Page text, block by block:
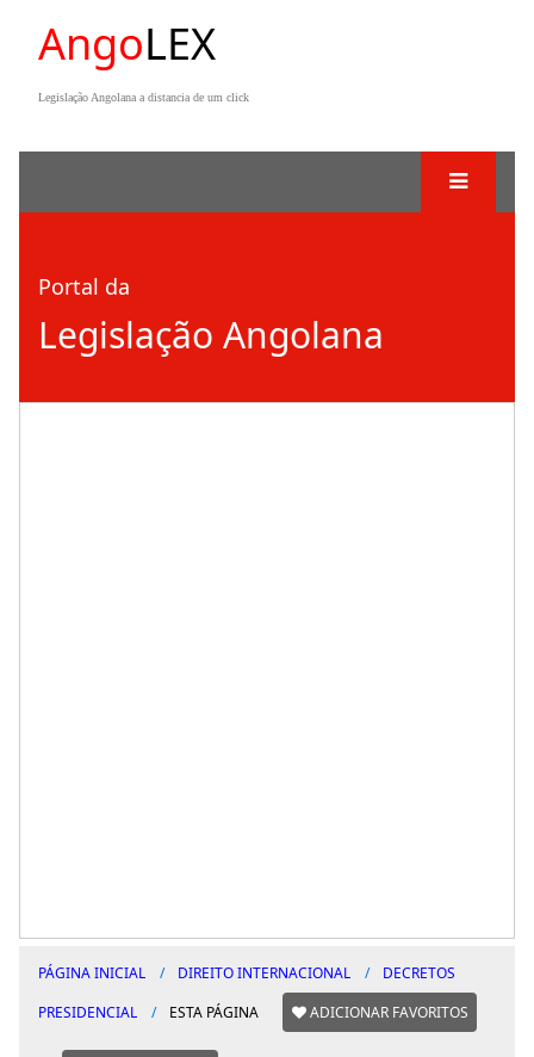
AngoLEX
Legislação Angolana a distancia de um click
Portal da
Legislação Angolana
PÁGINA INICIAL DIREITO INTERNACIONAL
DECRETOS
PRESIDENCIAL
ESTA PÁGINA ADICIONAR FAVORITOS